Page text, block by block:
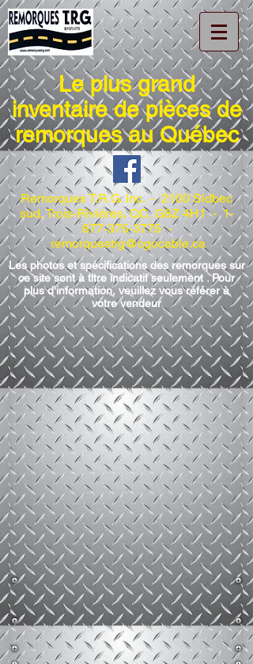
Le plus grand
inventaire de pièces de
remorques au Québec
Remorques T.R.G. Inc. - 2100 Sidbec
sud, Trois-Rivières, QC, G8Z 4H1 -1-
877-375-3775-
remorquestrg@cgocable.ca
Les photos et spécifications des remorques sur
ce site sont à titre indicatif seulement . Pour
plus d'information, veuillez vous référer à
votre vendeur